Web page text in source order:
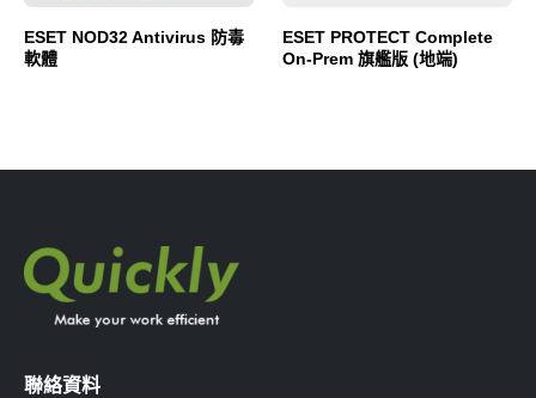
ESET NOD32 Antivirus 防毒
軟體
ESET PROTECT Complete
On-Prem 旗艦版 (地端)
聯絡資料